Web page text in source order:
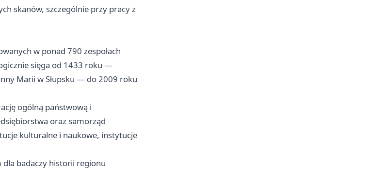
skanów, szczególnie przy pracy z
w ponad 790 zespołach
sięga od 1433 roku —
Marii w Słupsku — do 2009 roku
ogólną państwową i
oraz samorząd
kulturalne i naukowe, instytucje
dla badaczy historii regionu